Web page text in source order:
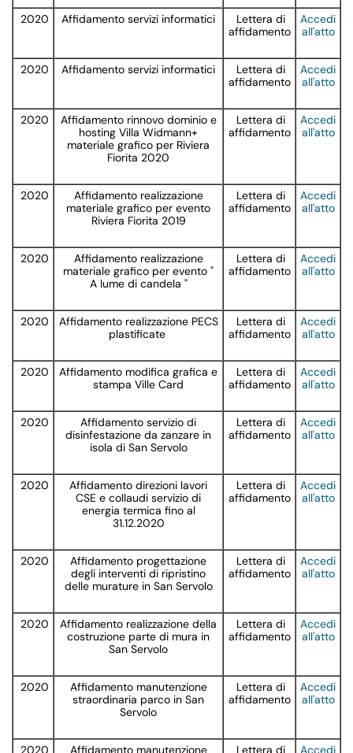
2020 Affidamento servizi informatici
Lettera di
affidamento
Accedi
all'atto
2020 Affidamento servizi informatici
Lettera di
affidamento
Accedi
all'atto
2020
Affidamento rinnovo dominio e
hosting Villa Widmann+
materiale grafico per Riviera
Fiorita 2020
Lettera di
affidamento
Accedi
all'atto
2020
Affidamento realizzazione
materiale grafico per evento
Riviera Fiorita 2019
Lettera di
affidamento
Accedi
all'atto
2020
Affidamento realizzazione
materiale grafico per evento "
A lume di candela "
Lettera di
affidamento
Accedi
all'atto
2020
Affidamento realizzazione PECS
plastificate
Lettera di
affidamento
Accedi
all'atto
2020
Affidamento modifica grafica e
stampa Ville Card
Lettera di
affidamento
Accedi
all'atto
2020
Affidamento servizio di
disinfestazione da zanzare in
isola di San Servolo
Lettera di
affidamento
Accedi
all'atto
2020
Affidamento direzioni lavori
CSE e collaudi servizio di
energia termica fino al
31.12.2020
Lettera di
affidamento
Accedi
all'atto
2020
Affidamento progettazione
degli interventi di ripristino
delle murature in San Servolo
Lettera di
affidamento
Accedi
all'atto
2020
Affidamento realizzazione della
costruzione parte di mura in
San Servolo
Lettera di
affidamento
Accedi
all'atto
2020
Affidamento manutenzione
straordinaria parco in San
Servolo
Lettera di
affidamento
Accedi
all'atto
2020
Affidamento manutenzione
Lettera di
Accedi